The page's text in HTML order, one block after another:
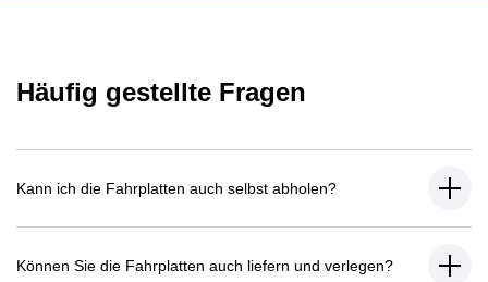
Häufig gestellte Fragen
Kann ich die Fahrplatten auch selbst abholen?
Können Sie die Fahrplatten auch liefern und verlegen?